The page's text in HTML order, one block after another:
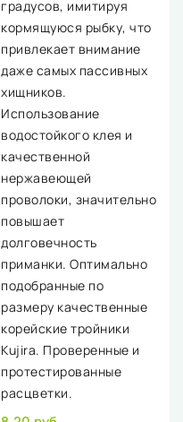
градусов, имитируя
кормящуюся рыбку, что
привлекает внимание
даже самых пассивных
хищников.
Использование
водостойкого клея и
качественной
нержавеющей
проволоки, значительно
повышает
долговечность
приманки. Оптимально
подобранные по
размеру качественные
корейские тройники
Kujira. Проверенные и
протестированные
расцветки.